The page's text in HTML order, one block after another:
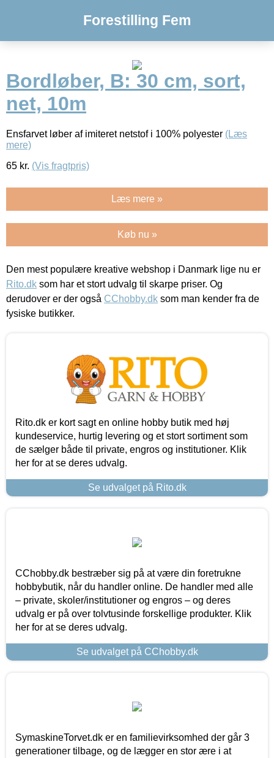
Forestilling Fem
Bordløber, B: 30 cm, sort,
net, 10m
Ensfarvet løber af imiteret netstof i 100% polyester (Læs
mere)
65 kr. (Vis fragtpris)
Læs mere »
Køb nu »
Den mest populære kreative webshop i Danmark lige nu er
Rito.dk som har et stort udvalg til skarpe priser. Og
derudover er der også CChobby.dk som man kender fra de
fysiske butikker.
Rito.dk er kort sagt en online hobby butik med høj
kundeservice, hurtig levering og et stort sortiment som
de sælger både til private, engros og institutioner. Klik
her for at se deres udvalg.
Se udvalget på Rito.dk
CChobby.dk bestræber sig på at være din foretrukne
hobbybutik, når du handler online. De handler med alle
– private, skoler/institutioner og engros – og deres
udvalg er på over tolvtusinde forskellige produkter. Klik
her for at se deres udvalg.
Se udvalget på CChobby.dk
SymaskineTorvet.dk er en familievirksomhed der går 3
generationer tilbage, og de lægger en stor ære i at